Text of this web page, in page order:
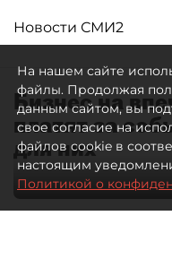
Новости СМИ2
Бизнес на
платят за
для них
На нашем сайте
файлы. Продолжая
данным сайтом, вы
свое согласие на
файлов cookie в
настоящим
Политикой о